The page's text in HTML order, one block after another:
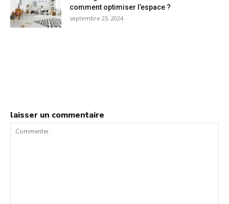
comment optimiser l’espace ?
septembre 23, 2024
laisser un commentaire